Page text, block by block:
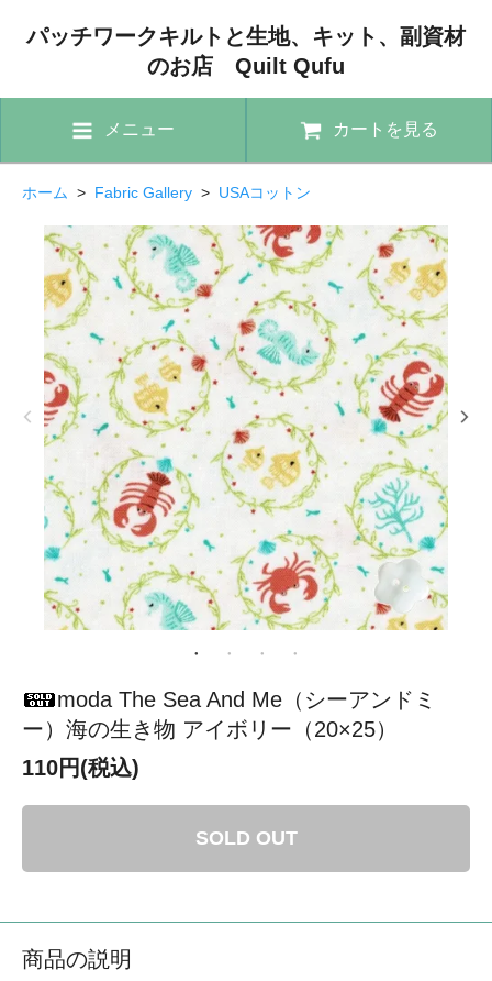
パッチワークキルトと生地、キット、副資材
のお店 Quilt Qufu
メニュー カートを見る
ホーム > Fabric Gallery > USAコットン
moda The Sea And Me（シーアンドミ
ー）海の生き物 アイボリー（20×25）
110円(税込)
SOLD OUT
商品の説明